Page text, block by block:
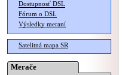
Dostupnosť DSL
Fórum o DSL
Výsledky meraní
Satelitná mapa SR
Merače